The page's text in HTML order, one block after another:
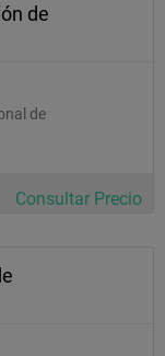
de
de
Consultar Precio